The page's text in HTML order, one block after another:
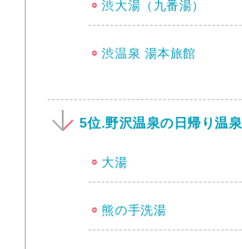
渋大湯（九番湯）
渋温泉 湯本旅館
5位.野沢温泉の日帰り温泉
大湯
熊の手洗湯